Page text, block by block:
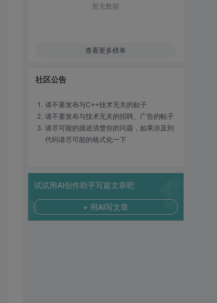
暂无数据
查看更多榜单
社区公告
请不要发布与C++技术无关的贴子
请不要发布与技术无关的招聘、广告的帖子
请尽可能的描述清楚你的问题，如果涉及到
代码请尽可能的格式化一下
试试用AI创作助手写篇文章吧
+ 用AI写文章